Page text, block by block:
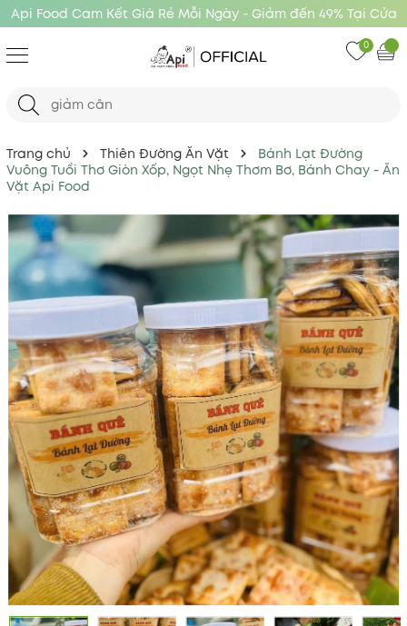
Api Food Cam Kết Giá Rẻ Mỗi Ngày - Giảm đến 49% Tại Cửa
Hàng Api Food
0
Trang chủ Thiên Đường Ăn Vặt
Bánh Lạt Đường
Vuông Tuổi Thơ Giòn Xốp, Ngọt Nhẹ Thơm Bơ, Bánh Chay - Ăn
Vặt Api Food